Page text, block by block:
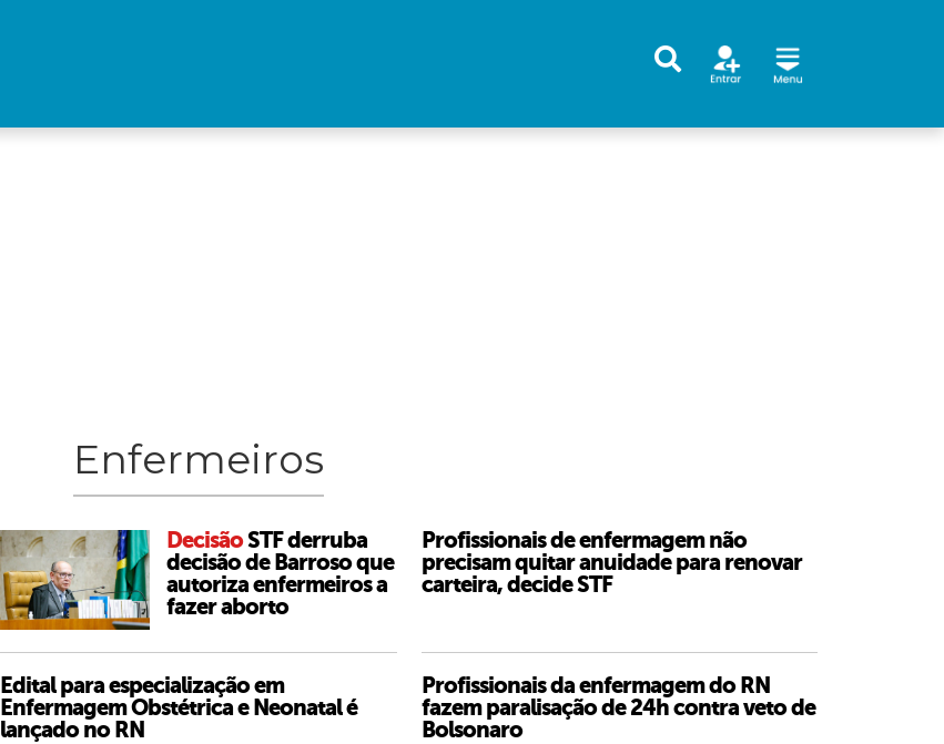
Enfermeiros
DecisãoSTF derruba
decisão de Barroso que
autoriza enfermeiros a
fazer aborto
Profissionais de enfermagem não
precisam quitar anuidade para renovar
carteira, decide STF
Edital para especialização em
Enfermagem Obstétrica e Neonatal é
lançado no RN
Profissionais da enfermagem do RN
fazem paralisação de 24h contra veto de
Bolsonaro